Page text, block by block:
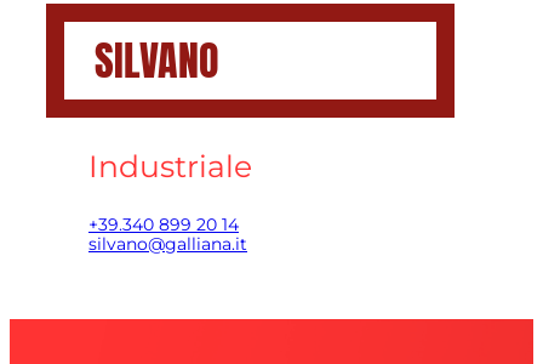
SILVANO
Industriale
+39.340 899 20 14
silvano@galliana.it